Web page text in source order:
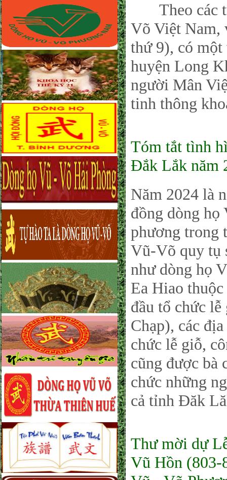
Theo các
Võ Việt Nam,
thứ 9), có
huyện Long
người Mân
tinh thông
Tóm tắt tình
Đắk Lắk năm
Năm 2024 là
đồng dòng
phương trong
Vũ-Võ quy tụ
như dòng họ
Ea Hiao
đầu tổ chức
Chạp), các
chức lễ giỗ,
cũng được bà
chức những
cả tỉnh Đăk
Thư mời dự
Vũ Hồn (803-